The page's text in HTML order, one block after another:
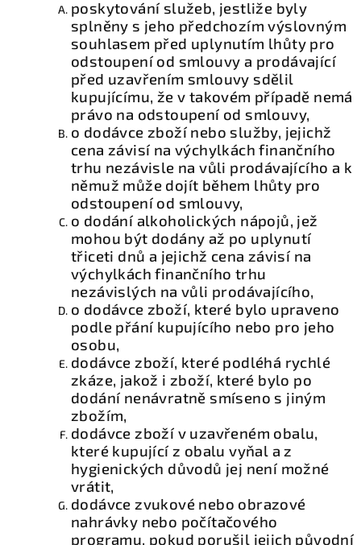
poskytování služeb, jestliže byly
splněny s jeho předchozím výslovným
souhlasem před uplynutím lhůty pro
odstoupení od smlouvy a prodávající
před uzavřením smlouvy sdělil
kupujícímu, že v takovém případě nemá
právo na odstoupení od smlouvy,
o dodávce zboží nebo služby, jejichž
cena závisí na výchylkách finančního
trhu nezávisle na vůli prodávajícího a k
němuž může dojít během lhůty pro
odstoupení od smlouvy,
o dodání alkoholických nápojů, jež
mohou být dodány až po uplynutí
třiceti dnů a jejichž cena závisí na
výchylkách finančního trhu
nezávislých na vůli prodávajícího,
o dodávce zboží, které bylo upraveno
podle přání kupujícího nebo pro jeho
osobu,
dodávce zboží, které podléhá rychlé
zkáze, jakož i zboží, které bylo po
dodání nenávratně smíseno s jiným
zbožím,
dodávce zboží v uzavřeném obalu,
které kupující z obalu vyňal a z
hygienických důvodů jej není možné
vrátit,
dodávce zvukové nebo obrazové
nahrávky nebo počítačového
programu, pokud porušil jejich původní